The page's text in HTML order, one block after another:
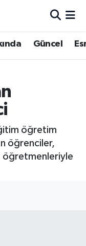
Güncel
öğretim
öğrenciler,
öğretmenleriyle